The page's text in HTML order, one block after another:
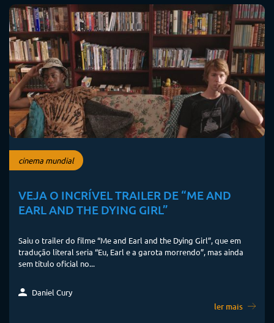
cinema mundial
VEJA O INCRÍVEL TRAILER DE “ME AND
EARL AND THE DYING GIRL”
Saiu o trailer do filme “Me and Earl and the Dying Girl”, que em
tradução literal seria “Eu, Earl e a garota morrendo”, mas ainda
sem título oficial no...
Daniel Cury
ler mais